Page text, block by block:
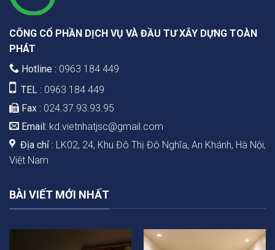
CÔNG CỔ PHẦN DỊCH VỤ VÀ ĐẦU TƯ XÂY DỰNG TOÀN
PHÁT
Hotline : 0963 184 449
TEL : 0963 184 449
Fax : 024.37.93.93.95
Email: kd.vietnhatjsc@gmail.com
Địa chỉ : LK02, 24, Khu Đô Thị Đô Nghĩa, An Khánh, Hà Nội,
Việt Nam
BÀI VIẾT MỚI NHẤT